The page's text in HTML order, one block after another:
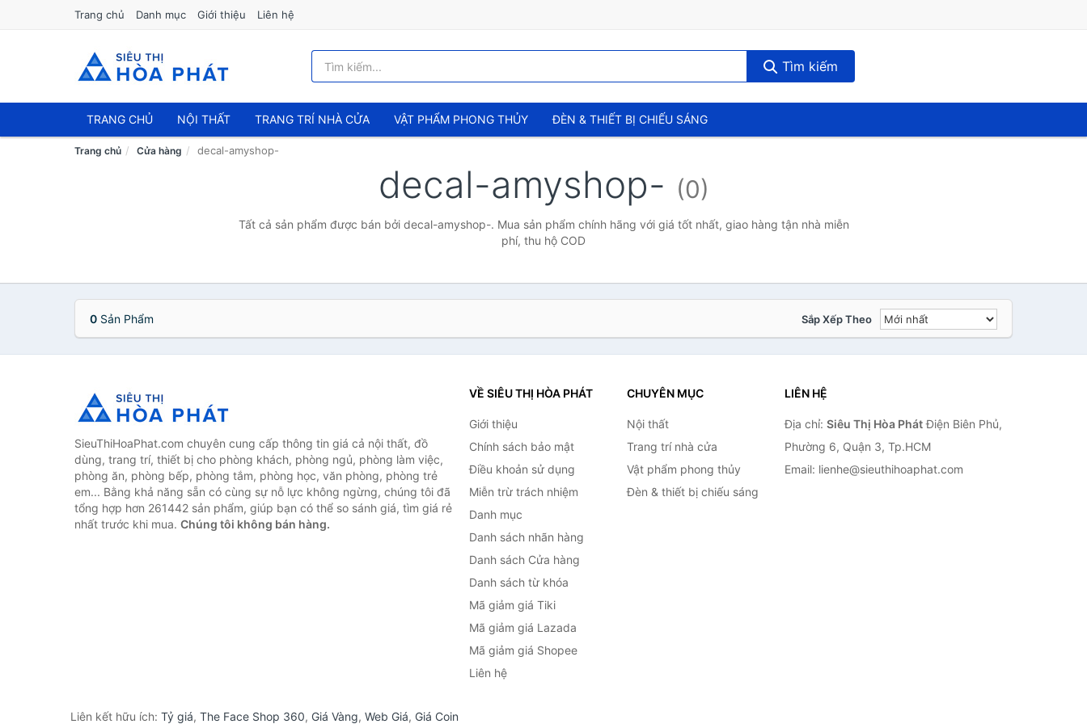
Trang chủ Danh mục Giới thiệu Liên hệ
Tìm kiếm
TRANG CHỦ NỘI THẤT TRANG TRÍ NHÀ CỬA VẬT PHẨM PHONG THỦY ĐÈN & THIẾT BỊ CHIẾU SÁNG
Trang chủ Cửa hàng decal-amyshop-
decal-amyshop- (0)
Tất cả sản phẩm được bán bởi decal-amyshop-. Mua sản phẩm chính hãng với giá tốt nhất, giao hàng tận nhà miễn
phí, thu hộ COD
0 Sản Phẩm Sắp Xếp Theo
SieuThiHoaPhat.com chuyên cung cấp thông tin giá cả nội thất, đồ
dùng, trang trí, thiết bị cho phòng khách, phòng ngủ, phòng làm việc,
phòng ăn, phòng bếp, phòng tắm, phòng học, văn phòng, phòng trẻ
em... Bằng khả năng sẵn có cùng sự nỗ lực không ngừng, chúng tôi đã
tổng hợp hơn 261442 sản phẩm, giúp bạn có thể so sánh giá, tìm giá rẻ
nhất trước khi mua. Chúng tôi không bán hàng.
VỀ SIÊU THỊ HÒA PHÁT
Giới thiệu
Chính sách bảo mật
Điều khoản sử dụng
Miễn trừ trách nhiệm
Danh mục
Danh sách nhãn hàng
Danh sách Cửa hàng
Danh sách từ khóa
Mã giảm giá Tiki
Mã giảm giá Lazada
Mã giảm giá Shopee
Liên hệ
CHUYÊN MỤC
Nội thất
Trang trí nhà cửa
Vật phẩm phong thủy
Đèn & thiết bị chiếu sáng
LIÊN HỆ
Địa chỉ: Siêu Thị Hòa PhátĐiện Biên Phủ,
Phường 6, Quận 3, Tp.HCM
Email: lienhe@sieuthihoaphat.com
Liên kết hữu ích: Tỷ giá, The Face Shop 360, Giá Vàng, Web Giá, Giá Coin